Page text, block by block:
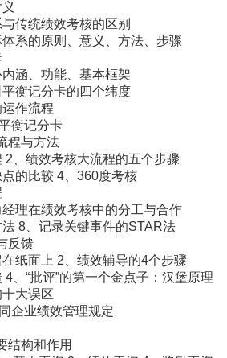
传统绩效考核的区别
系的原则、意义、方法、步骤
涵、功能、基本框架
衡记分卡的四个纬度
作流程
衡记分卡
程与方法
2、绩效考核大流程的五个步骤
的比较 4、360度考核
理在绩效考核中的分工与合作
8、记录关键事件的STAR法
反馈
纸面上 2、绩效辅导的4个步骤
、“批评”的第一个金点子：汉堡原理
大误区
企业绩效管理规定
结构和作用